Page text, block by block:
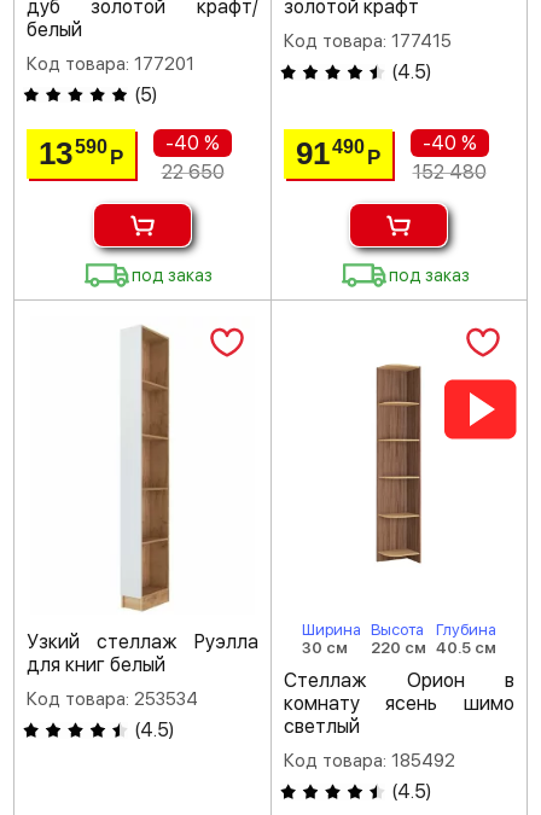
дуб золотой крафт/
белый
Код товара: 177201
(5)
13590Р
-40 %
22 650
под заказ
золотой крафт
Код товара: 177415
(4.5)
91490 Р
-40 %
152 480
под заказ
Узкий стеллаж Руэлла
для книг белый
Код товара: 253534
(4.5)
Ширина
30 см
Высота
220 см
Глубина
40.5 см
Стеллаж Орион в
комнату ясень шимо
светлый
Код товара: 185492
(4.5)